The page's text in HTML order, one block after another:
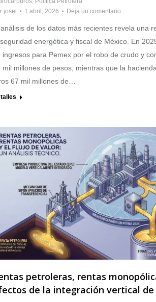
josel 1 abril, 2026 Deja un comentario
de los datos más recientes revela una
energética y fiscal de México. En
ingresos para Pemex por el robo de crudo y
mil millones de pesos, mientras que la
67 mil millones de…
petroleras, rentas
de la integración vertical de